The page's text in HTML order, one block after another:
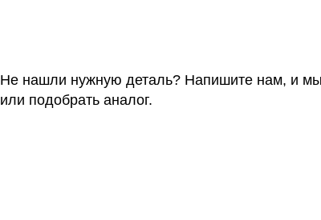
Не нашли нужную деталь? Напишите нам, и
или подобрать аналог.